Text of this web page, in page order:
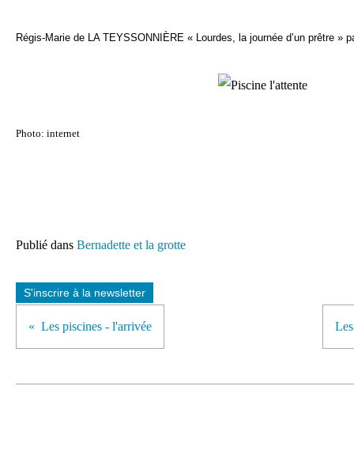
Régis-Marie de LA TEYSSONNIÈRE « Lourdes, la journée d’un prêtre »
Photo: internet
Publié dans Bernadette et la grotte
S'inscrire à la newsletter
Les piscines - l'arrivée